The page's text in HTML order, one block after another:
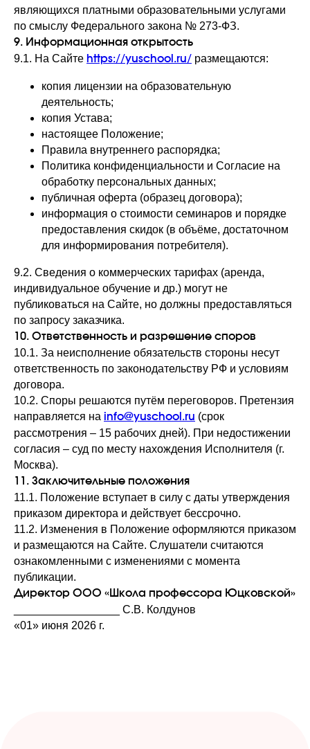
являющихся платными образовательными услугами
по смыслу Федерального закона № 273-ФЗ.
9. Информационная открытость
9.1. На Сайте https://yuschool.ru/ размещаются:
копия лицензии на образовательную
деятельность;
копия Устава;
настоящее Положение;
Правила внутреннего распорядка;
Политика конфиденциальности и Согласие на
обработку персональных данных;
публичная оферта (образец договора);
информация о стоимости семинаров и порядке
предоставления скидок (в объёме, достаточном
для информирования потребителя).
9.2. Сведения о коммерческих тарифах (аренда,
индивидуальное обучение и др.) могут не
публиковаться на Сайте, но должны предоставляться
по запросу заказчика.
10. Ответственность и разрешение споров
10.1. За неисполнение обязательств стороны несут
ответственность по законодательству РФ и условиям
договора.
10.2. Споры решаются путём переговоров. Претензия
направляется на info@yuschool.ru (срок
рассмотрения – 15 рабочих дней). При недостижении
согласия – суд по месту нахождения Исполнителя (г.
Москва).
11. Заключительные положения
11.1. Положение вступает в силу с даты утверждения
приказом директора и действует бессрочно.
11.2. Изменения в Положение оформляются приказом
и размещаются на Сайте. Слушатели считаются
ознакомленными с изменениями с момента
публикации.
Директор ООО «Школа профессора Юцковской»
_________________ С.В. Колдунов
«01» июня 2026 г.
Информация, размещённая на сайте, носит ознакомительный
точной информации обращайтесь к менеджерам Школы
Программы повышения квалификации предназначены
для специалистов с высшим медицинским
образованием. Информация о методиках и препаратах
используется в образовательных целях. Имеются
противопоказания. Необходима консультация
специалиста
Все учебные материалы, фотографии и видеозаписи
являются интеллектуальной собственностью ООО «Школа
профессора Юцковской». Копирование и
распространение без письменного разрешения
Согласие на обработку персональных данных
Сведения об образовательной организации
Пользовательское соглашение
Публикации
Принимаем к оплате карты, а также
оплату по QR и онлайн-оплату
Каталог курсов
Преподаватели